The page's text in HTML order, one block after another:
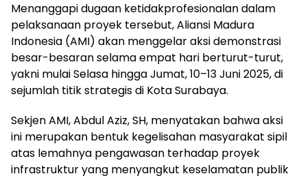
Menanggapi dugaan ketidakprofesionalan dalam
pelaksanaan proyek tersebut, Aliansi Madura
Indonesia (AMI) akan menggelar aksi demonstrasi
besar-besaran selama empat hari berturut-turut,
yakni mulai Selasa hingga Jumat, 10–13 Juni 2025, di
sejumlah titik strategis di Kota Surabaya.
Sekjen AMI, Abdul Aziz, SH, menyatakan bahwa aksi
ini merupakan bentuk kegelisahan masyarakat sipil
atas lemahnya pengawasan terhadap proyek
infrastruktur yang menyangkut keselamatan publik